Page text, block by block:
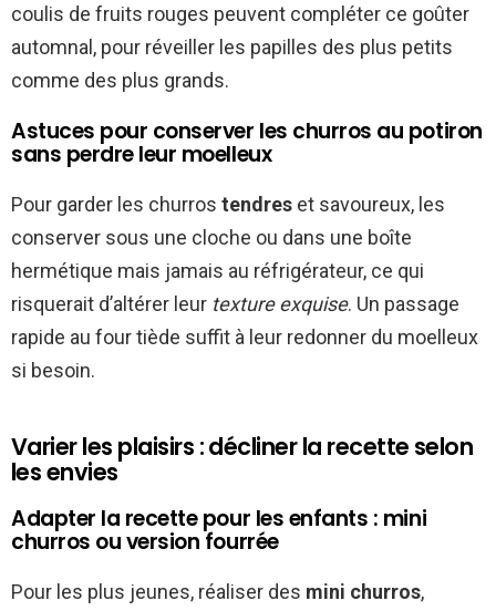
coulis de fruits rouges peuvent compléter ce goûter
automnal, pour réveiller les papilles des plus petits
comme des plus grands.
Astuces pour conserver les churros au potiron
sans perdre leur moelleux
Pour garder les churros tendres et savoureux, les
conserver sous une cloche ou dans une boîte
hermétique mais jamais au réfrigérateur, ce qui
risquerait d’altérer leur texture exquise. Un passage
rapide au four tiède suffit à leur redonner du moelleux
si besoin.
Varier les plaisirs : décliner la recette selon
les envies
Adapter la recette pour les enfants : mini
churros ou version fourrée
Pour les plus jeunes, réaliser des mini churros,